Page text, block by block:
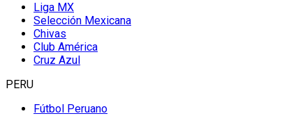
Liga MX
Selección Mexicana
Chivas
Club América
Cruz Azul
PERU
Fútbol Peruano